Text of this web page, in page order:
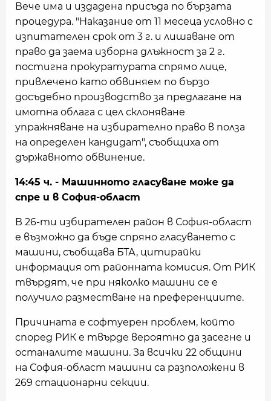
Вече има и издадена присъда по бързата
процедура. "Наказание от 11 месеца условно с
изпитателен срок от 3 г. и лишаване от
право да заема изборна длъжност за 2 г.
постигна прокуратурата спрямо лице,
привлечено като обвиняем по бързо
досъдебно производство за предлагане на
имотна облага с цел склоняване
упражняване на избирателно право в полза
на определен кандидат", съобщиха от
държавното обвинение.
14:45 ч. - Машинното гласуване може да
спре и в София-област
В 26-ти избирателен район в София-област
е възможно да бъде спряно гласуването с
машини, съобщава БТА, цитирайки
информация от районната комисия. От РИК
твърдят, че при няколко машини се е
получило разместване на преференциите.
Причината е софтуерен проблем, който
според РИК е твърде вероятно да засегне и
останалите машини. За всички 22 общини
на София-област машини са разположени в
269 стационарни секции.